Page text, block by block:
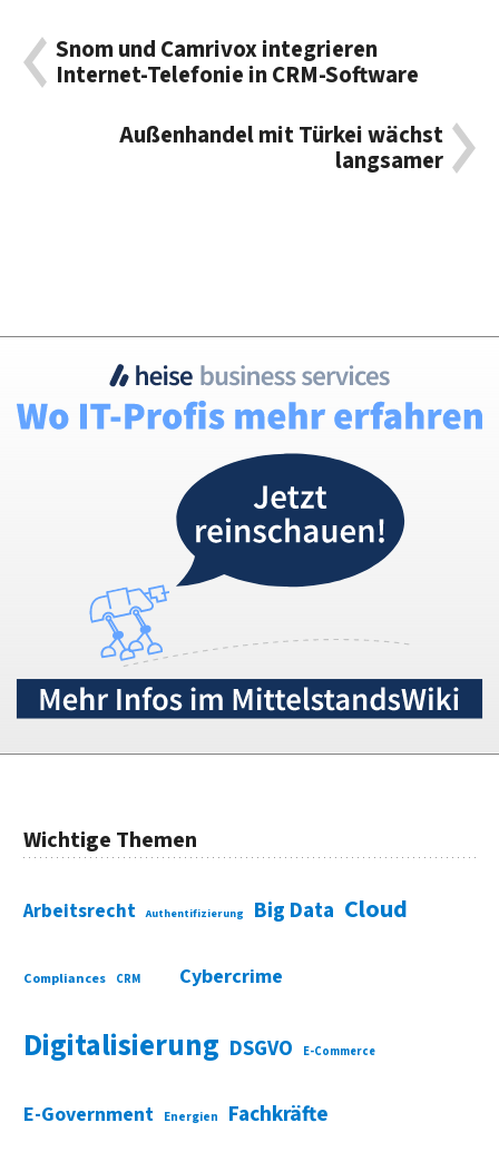
Snom und Camrivox integrieren
Internet-Telefonie in CRM-Software
Außenhandel mit Türkei wächst
langsamer
Wichtige Themen
Arbeitsrecht Authentifizierung Big Data Cloud
Compliances CRM Cybercrime
Digitalisierung DSGVO E-Commerce
E-Government Energien Fachkräfte